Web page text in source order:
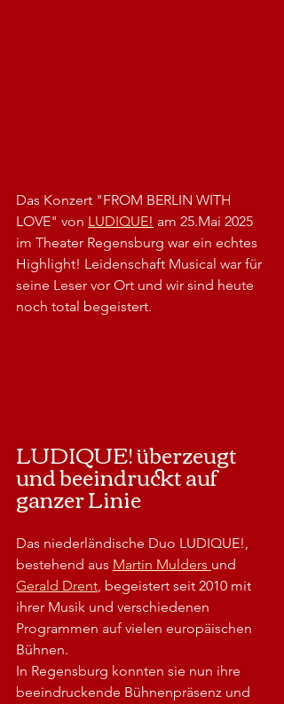
Das Konzert "FROM BERLIN WITH
LOVE" von LUDIQUE! am 25.Mai 2025
im Theater Regensburg war ein echtes
Highlight! Leidenschaft Musical war für
seine Leser vor Ort und wir sind heute
noch total begeistert.
LUDIQUE! überzeugt
und beeindruckt auf
ganzer Linie
Das niederländische Duo LUDIQUE!,
bestehend aus Martin Mulders und
Gerald Drent, begeistert seit 2010 mit
ihrer Musik und verschiedenen
Programmen auf vielen europäischen
Bühnen.
In Regensburg konnten sie nun ihre
beeindruckende Bühnenpräsenz und